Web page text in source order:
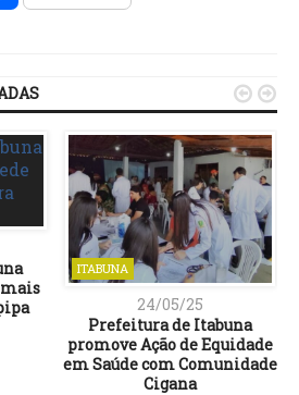
mais
ITABUNA
24/05/25
Prefeitura de Itabuna
promove Ação de Equidade
em Saúde com Comunidade
Cigana
 